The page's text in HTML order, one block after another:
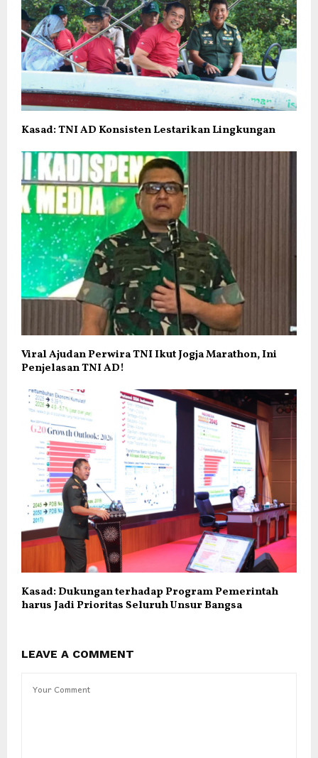
Kasad: TNI AD Konsisten Lestarikan Lingkungan
Viral Ajudan Perwira TNI Ikut Jogja Marathon, Ini
Penjelasan TNI AD!
Kasad: Dukungan terhadap Program Pemerintah
harus Jadi Prioritas Seluruh Unsur Bangsa
LEAVE A COMMENT